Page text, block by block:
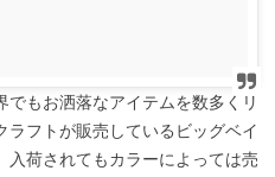
もお洒落なアイテムを数多くリ
ラフトが販売しているビッグベイ
入荷されてもカラーによっては売